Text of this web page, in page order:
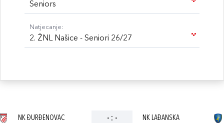
Seniors
Natjecanje:
2. ŽNL Našice - Seniori 26/27
NK ĐURĐENOVAC - : - NK LAĐANSKA